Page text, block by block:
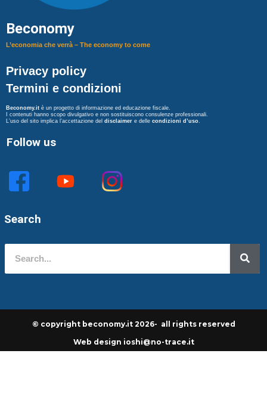
Beconomy
L’economia che verrà – The economy to come
Privacy policy
Termini e condizioni
Beconomy.it è un progetto di informazione ed educazione fiscale.
I contenuti hanno scopo divulgativo e non sostituiscono consulenze professionali.
L’uso del sito implica l’accettazione del disclaimer e delle condizioni d’uso
Follow us
Search
© copyright beconomy.it 2026- all rights reserved
Web design ioshi@no-trace.it